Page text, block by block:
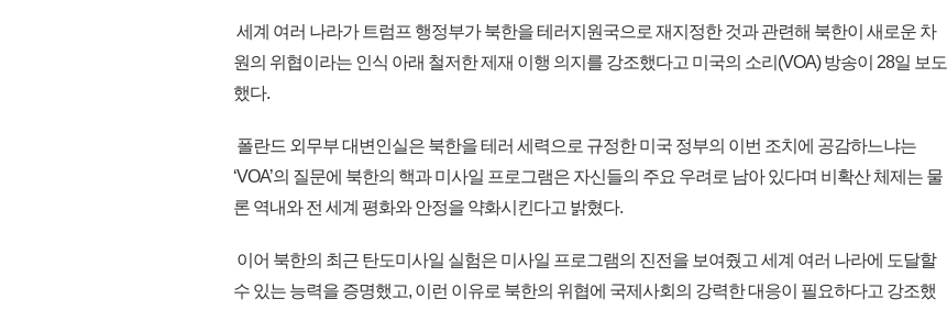
세계 여러 나라가 트럼프 행정부가 북한을 테러지원국으로 재지정한 것과 관련해 북한이 새로운 차
원의 위협이라는 인식 아래 철저한 제재 이행 의지를 강조했다고 미국의 소리(VOA) 방송이 28일 보도
했다.
폴란드 외무부 대변인실은 북한을 테러 세력으로 규정한 미국 정부의 이번 조치에 공감하느냐는
‘VOA’의 질문에 북한의 핵과 미사일 프로그램은 자신들의 주요 우려로 남아 있다며 비확산 체제는 물
론 역내와 전 세계 평화와 안정을 약화시킨다고 밝혔다.
이어 북한의 최근 탄도미사일 실험은 미사일 프로그램의 진전을 보여줬고 세계 여러 나라에 도달할
수 있는 능력을 증명했고, 이런 이유로 북한의 위협에 국제사회의 강력한 대응이 필요하다고 강조했